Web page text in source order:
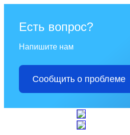
Есть вопрос?
Напишите нам
Сообщить о проблеме